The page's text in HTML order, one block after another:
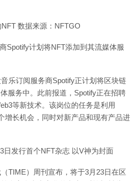
数据来源：NFTGO
Spotify计划将NFT添加到其流媒体服
乐订阅服务商Spotify正计划将区块链
服务中。此前报道，Spotify正在招聘
等新技术。该岗位的任务是利用
增长机会，同时对新产品和现有产品进
日发行首个NFT杂志 以V神为封面
TIME）周刊宣布，将于3月23日在区